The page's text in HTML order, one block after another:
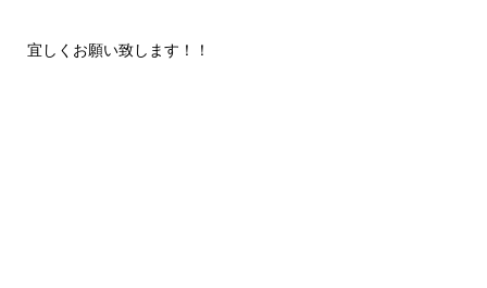
宜しくお願い致します！！